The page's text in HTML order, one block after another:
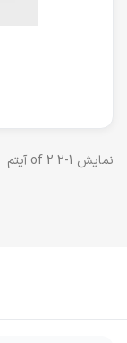
نمایش 1-2 of 2 آیتم